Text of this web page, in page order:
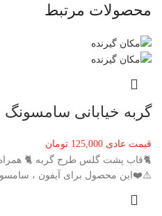
محصولات مرتبط
گربه خیابانی سامسونگ
قیمت عادی 125,000 تومان
🐈قاب پشت گلس طرح گربه 🐈 همراه
⚠️❤️این محصول برای آیفون ،